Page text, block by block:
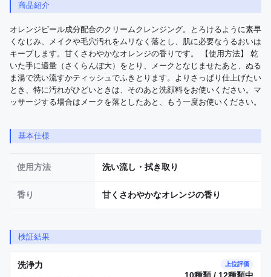
商品紹介
オレンジピール成分配合のクリームクレンジング。とろけるように素早
くなじみ、メイクや毛穴汚れをムリなく落とし、肌に必要なうるおいは
キープします。甘くさわやかなオレンジの香りです。 【使用方法】 乾
いた手に適量（さくらんぼ大）をとり、メークとなじませたあと、ぬる
ま湯で洗い流すかティッシュでふきとります。よりさっぱり仕上げたい
とき、特に汚れがひどいときは、そのあと洗顔料をお使いください。マ
ッサージする場合はメークを落としたあと、もう一度お使いください。
基本仕様
使用方法 洗い流し・拭き取り
香り 甘くさわやかなオレンジの香り
検証結果
洗浄力 上位評価